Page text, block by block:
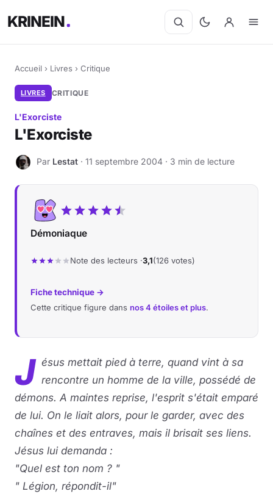
KRINEIN
Accueil › Livres › Critique
LIVRES CRITIQUE
L'Exorciste
L'Exorciste
L Par Lestat · 11 septembre 2004 · 3 min de lecture
Démoniaque
Note des lecteurs ·3,1(126 votes)
Fiche technique →
Cette critique figure dans nos 4 étoiles et plus.
J ésus mettait pied à terre, quand vint à sa
rencontre un homme de la ville, possédé de
démons. A maintes reprise, l'esprit s'était emparé
de lui. On le liait alors, pour le garder, avec des
chaînes et des entraves, mais il brisait ses liens.
Jésus lui demanda :
"Quel est ton nom ? "
" Légion, répondit-il"